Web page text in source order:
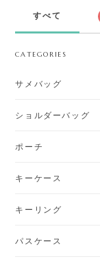
すべて
CATEGORIES
サメバッグ
ショルダーバッグ
ポーチ
キーケース
キーリング
パスケース